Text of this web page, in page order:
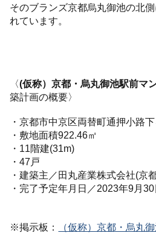
そのブランズ京都烏丸御池の北
れています。
〈(仮称）京都・烏丸御池駅前マ
築計画の概要〉
・京都市中京区両替町通押小路
・敷地面積922.46㎡
・11階建(31m)
・47戸
・建築主／田丸産業株式会社(京
・完了予定年月日／2023年9月
※掲示板： （仮称）京都・烏丸